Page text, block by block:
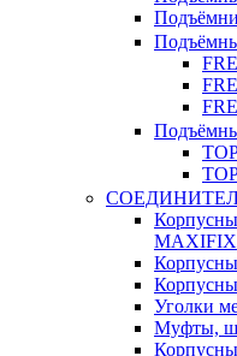
MAXIFIX
Уголки
Муфты,